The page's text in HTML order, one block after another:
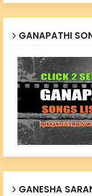
GANAPATHI
GANESHA